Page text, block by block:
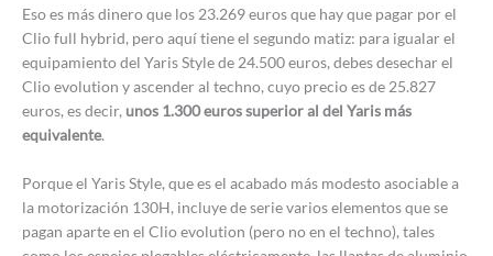
Eso es más dinero que los 23.269 euros que hay que pagar por el
Clio full hybrid, pero aquí tiene el segundo matiz: para igualar el
equipamiento del Yaris Style de 24.500 euros, debes desechar el
Clio evolution y ascender al techno, cuyo precio es de 25.827
euros, es decir, unos 1.300 euros superior al del Yaris más
equivalente.
Porque el Yaris Style, que es el acabado más modesto asociable a
la motorización 130H, incluye de serie varios elementos que se
pagan aparte en el Clio evolution (pero no en el techno), tales